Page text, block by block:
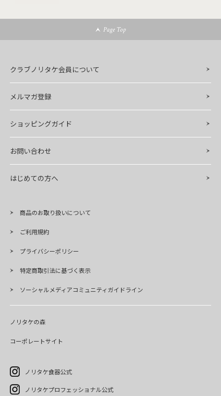
Page Top
クラブノリタケ会員について
メルマガ登録
ショッピングガイド
お問い合わせ
はじめての方へ
商品のお取り扱いについて
ご利用規約
プライバシーポリシー
特定商取引法に基づく表示
ソーシャルメディアコミュニティガイドライン
ノリタケの森
コーポレートサイト
ノリタケ食器公式
ノリタケプロフェッショナル公式